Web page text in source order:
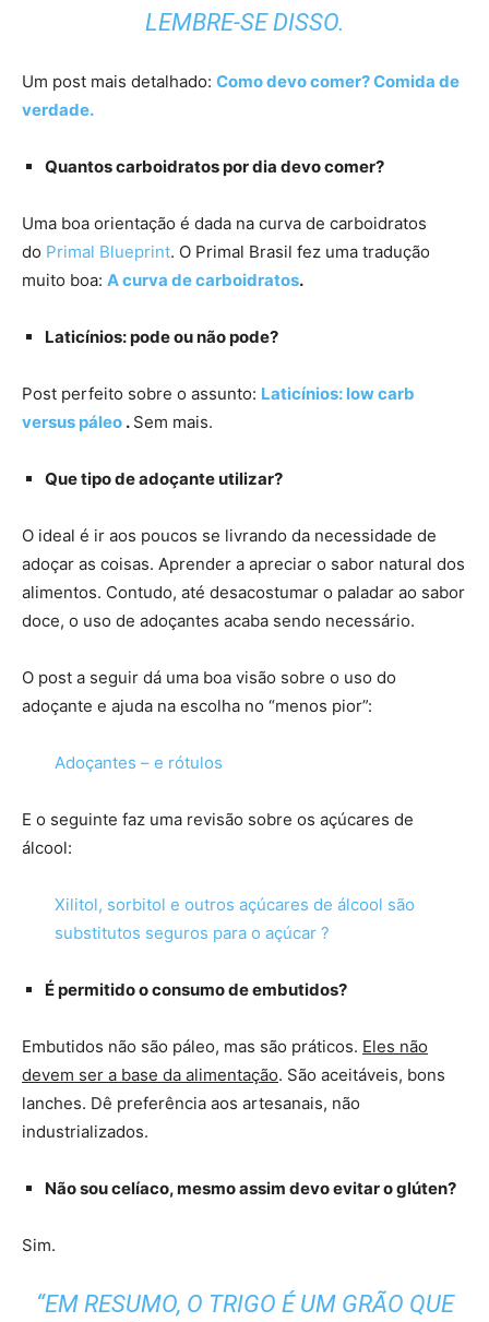
LEMBRE-SE DISSO.
Um post mais detalhado: Como devo comer? Comida de
verdade.
Quantos carboidratos por dia devo comer?
Uma boa orientação é dada na curva de carboidratos
do Primal Blueprint. O Primal Brasil fez uma tradução
muito boa: A curva de carboidratos.
Laticínios: pode ou não pode?
Post perfeito sobre o assunto: Laticínios: low carb
versus páleo . Sem mais.
Que tipo de adoçante utilizar?
O ideal é ir aos poucos se livrando da necessidade de
adoçar as coisas. Aprender a apreciar o sabor natural dos
alimentos. Contudo, até desacostumar o paladar ao sabor
doce, o uso de adoçantes acaba sendo necessário.
O post a seguir dá uma boa visão sobre o uso do
adoçante e ajuda na escolha no “menos pior”:
Adoçantes – e rótulos
E o seguinte faz uma revisão sobre os açúcares de
álcool:
Xilitol, sorbitol e outros açúcares de álcool são
substitutos seguros para o açúcar ?
É permitido o consumo de embutidos?
Embutidos não são páleo, mas são práticos. Eles não
devem ser a base da alimentação. São aceitáveis, bons
lanches. Dê preferência aos artesanais, não
industrializados.
Não sou celíaco, mesmo assim devo evitar o glúten?
Sim.
“EM RESUMO, O TRIGO É UM GRÃO QUE